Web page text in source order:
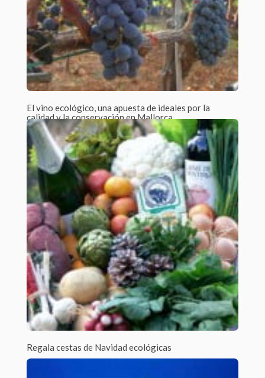
El vino ecológico, una apuesta de ideales por la
calidad y la conservación en Mallorca
Por Javier Tejera /0 Comments
España es una de las mayores potencias mundiales en lo que
a producción de...
Regala cestas de Navidad ecológicas
Por admin /